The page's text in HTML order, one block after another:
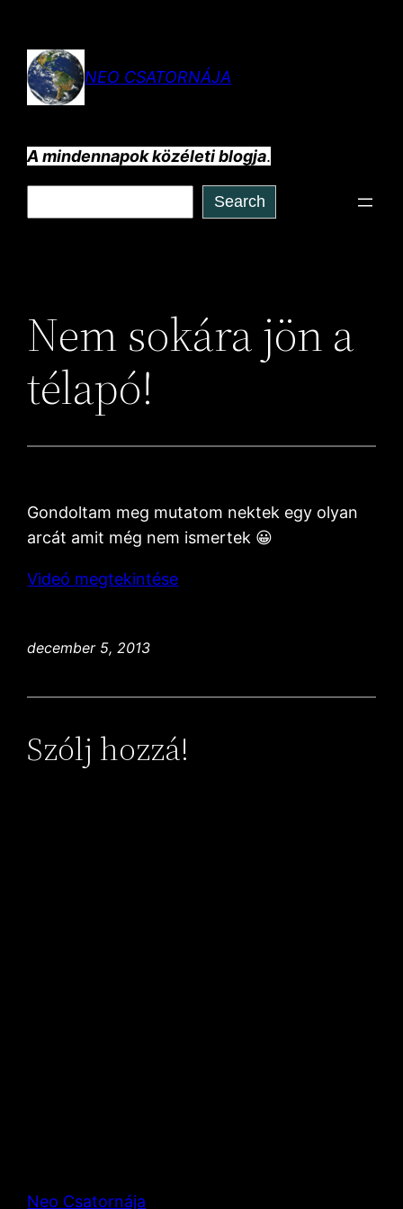
tartalomhozNEO CSATORNÁJA
A mindennapok közéleti blogja.
Search
Nem sokára jön a
télapó!
Gondoltam meg mutatom nektek egy olyan
arcát amit még nem ismertek 😀
Videó megtekintése
december 5, 2013
Szólj hozzá!
Neo Csatornája